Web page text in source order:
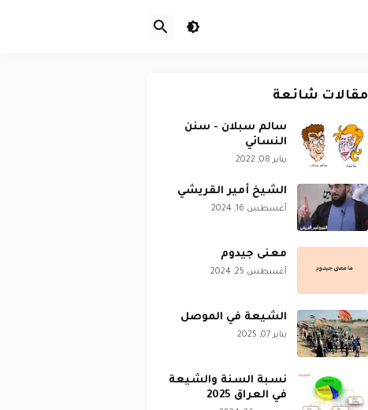
مقالات شائعة
سالم سبلان - سنن
النسائي
يناير 08, 2022
الشيخ أمير القريشي
أغسطس 16, 2024
معنى جيدوم
أغسطس 25, 2024
الشيعة في الموصل
يناير 07, 2025
نسبة السنة والشيعة
في العراق 2025